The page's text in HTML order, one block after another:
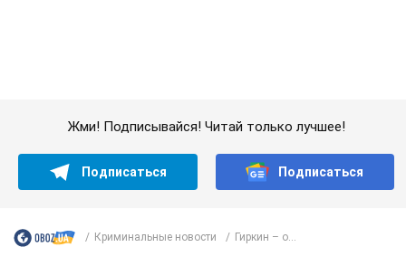
Жми! Подписывайся! Читай только лучшее!
Подписаться Подписаться
Криминальные новости Гиркин – о...